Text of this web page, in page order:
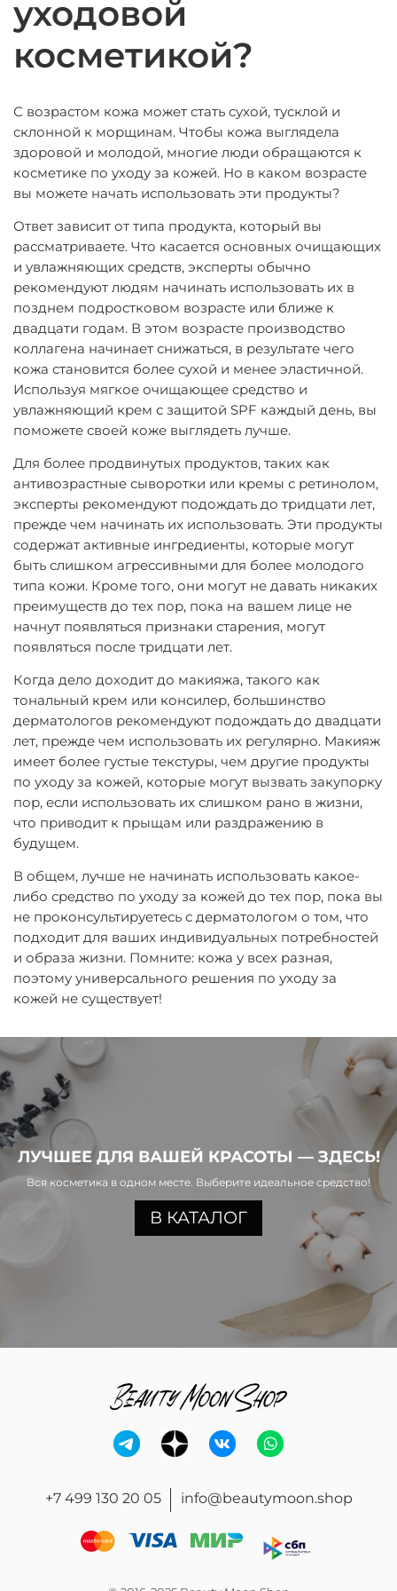
уходовой
косметикой?
С возрастом кожа может стать сухой, тусклой и
склонной к морщинам. Чтобы кожа выглядела
здоровой и молодой, многие люди обращаются к
косметике по уходу за кожей. Но в каком возрасте
вы можете начать использовать эти продукты?
Ответ зависит от типа продукта, который вы
рассматриваете. Что касается основных очищающих
и увлажняющих средств, эксперты обычно
рекомендуют людям начинать использовать их в
позднем подростковом возрасте или ближе к
двадцати годам. В этом возрасте производство
коллагена начинает снижаться, в результате чего
кожа становится более сухой и менее эластичной.
Используя мягкое очищающее средство и
увлажняющий крем с защитой SPF каждый день, вы
поможете своей коже выглядеть лучше.
Для более продвинутых продуктов, таких как
антивозрастные сыворотки или кремы с ретинолом,
эксперты рекомендуют подождать до тридцати лет,
прежде чем начинать их использовать. Эти продукты
содержат активные ингредиенты, которые могут
быть слишком агрессивными для более молодого
типа кожи. Кроме того, они могут не давать никаких
преимуществ до тех пор, пока на вашем лице не
начнут появляться признаки старения, могут
появляться после тридцати лет.
Когда дело доходит до макияжа, такого как
тональный крем или консилер, большинство
дерматологов рекомендуют подождать до двадцати
лет, прежде чем использовать их регулярно. Макияж
имеет более густые текстуры, чем другие продукты
по уходу за кожей, которые могут вызвать закупорку
пор, если использовать их слишком рано в жизни,
что приводит к прыщам или раздражению в
будущем.
В общем, лучше не начинать использовать какое-
либо средство по уходу за кожей до тех пор, пока вы
не проконсультируетесь с дерматологом о том, что
подходит для ваших индивидуальных потребностей
и образа жизни. Помните: кожа у всех разная,
поэтому универсального решения по уходу за
кожей не существует!
ЛУЧШЕЕ ДЛЯ ВАШЕЙ КРАСОТЫ — ЗДЕСЬ!
Вся косметика в одном месте. Выберите идеальное средство!
В КАТАЛОГ
+7 499 130 20 05 info@beautymoon.shop